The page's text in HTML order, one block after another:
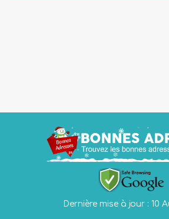
Dernière mise à jour : 10